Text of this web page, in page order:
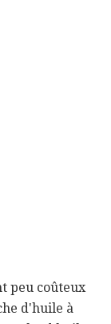
peu coûteux
d'huile à